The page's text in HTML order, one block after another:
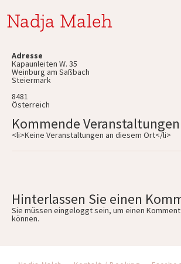
Nadja Maleh
Adresse
Kapaunleiten W. 35
Weinburg am Saßbach
Steiermark
8481
Österreich
Kommende Veranstaltungen
<li>Keine Veranstaltungen an diesem Ort</li>
Hinterlassen Sie einen
Sie müssen eingeloggtsein, um einen
können.